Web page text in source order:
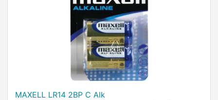
MAXELL LR14 2BP C Alk